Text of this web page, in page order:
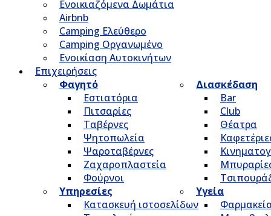
Ενοικιαζόμενα Δωμάτια
Airbnb
Camping Ελεύθερο
Camping Οργανωμένο
Ενοικίαση Αυτοκινήτων
Επιχειρήσεις
Φαγητό
Εστιατόρια
Πιτσαρίες
Ταβέρνες
Ψητοπωλεία
Ψαροταβέρνες
Ζαχαροπλαστεία
Φούρνοι
Διασκέδαση
Bar
Club
Θέατρα
Υπηρεσίες
Κατασκευή ιστοσελίδων
Υγεία